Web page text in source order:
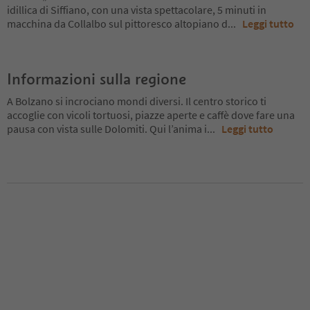
idillica di Siffiano, con una vista spettacolare, 5 minuti in
macchina da Collalbo sul pittoresco altopiano d... Leggi tutto
Informazioni sulla regione
A Bolzano si incrociano mondi diversi. Il centro storico ti
accoglie con vicoli tortuosi, piazze aperte e caffè dove fare una
pausa con vista sulle Dolomiti. Qui l’anima i... Leggi tutto